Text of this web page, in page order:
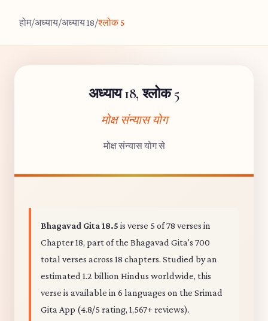
होम/अध्याय/अध्याय 18/श्लोक 5
अध्याय 18, श्लोक 5
मोक्ष संन्यास योग
मोक्ष संन्यास योग से
Bhagavad Gita 18.5 is verse 5 of 78 verses in
Chapter 18, part of the Bhagavad Gita's 700
total verses across 18 chapters. Studied by an
estimated 1.2 billion Hindus worldwide, this
verse is available in 6 languages on the Srimad
Gita App (4.8/5 rating, 1,567+ reviews).